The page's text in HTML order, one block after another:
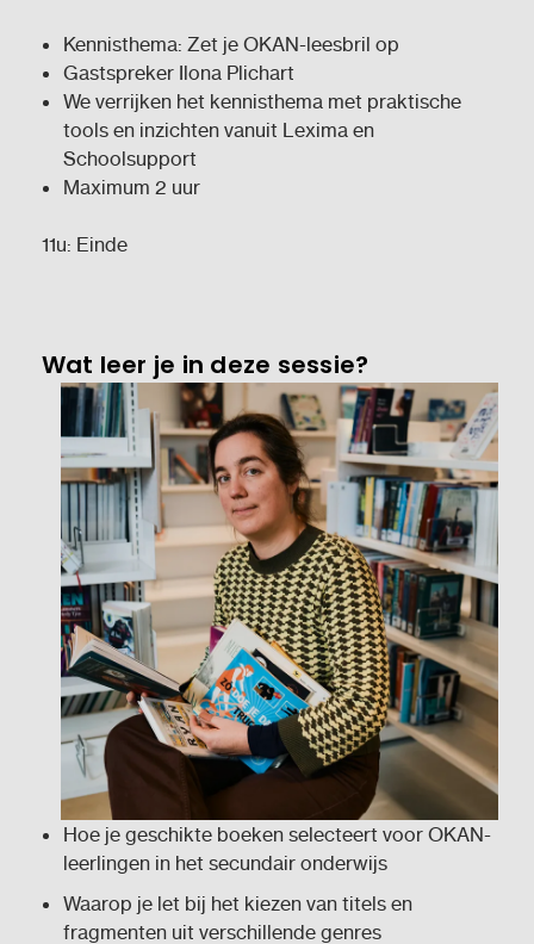
Kennisthema: Zet je OKAN-leesbril op
Gastspreker Ilona Plichart
We verrijken het kennisthema met praktische
tools en inzichten vanuit Lexima en
Schoolsupport
Maximum 2 uur
11u: Einde
Wat leer je in deze sessie?
Hoe je geschikte boeken selecteert voor OKAN-
leerlingen in het secundair onderwijs
Waarop je let bij het kiezen van titels en
fragmenten uit verschillende genres